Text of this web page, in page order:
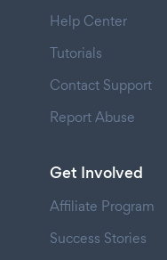
Help Center
Tutorials
Contact Support
Report Abuse
Get Involved
Affiliate Program
Success Stories